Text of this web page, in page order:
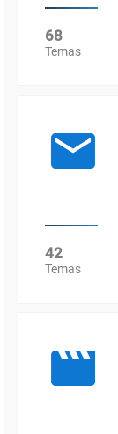
68
Temas
42
Temas